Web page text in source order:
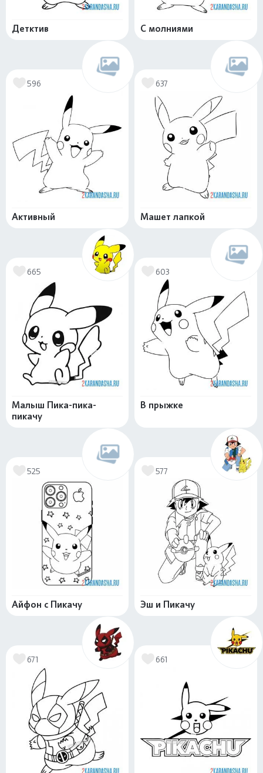
Детктив С молниями
596
Активный
637
Машет лапкой
665
Малыш Пика-пика-
пикачу
603
В прыжке
525
Айфон с Пикачу
577
Эш и Пикачу
671 661